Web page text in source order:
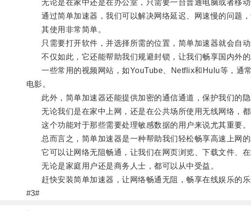
无论是在家中还是在办公室，只需要一台普通电脑或者移动
通过简单加速器，我们可以解决网络延迟、网速慢的问题，
其使用非常简单。
只需要打开软件，并选择所需的位置，简单加速器就会自动
不仅如此，它还能帮助我们规避封锁，让我们畅享国内外的
一些常用的视频网站，如YouTube、Netflix和Hulu等，通常
电影。
此外，简单加速器还能提供加密的通信通道，保护我们的隐
无论我们是在家中上网，还是在公共场所使用无线网络，都
这个功能对于那些需要处理敏感数据的用户来说尤其重要。
总而言之，简单加速器是一种帮助我们轻松畅享高速上网的
它可以让网络无阻畅通，让我们在网页浏览、下载文件、在
无论是家庭用户还是商务人士，都可以从中受益。
赶快安装简单加速器，让网络畅通无阻，畅享在线娱乐的乐
#3#